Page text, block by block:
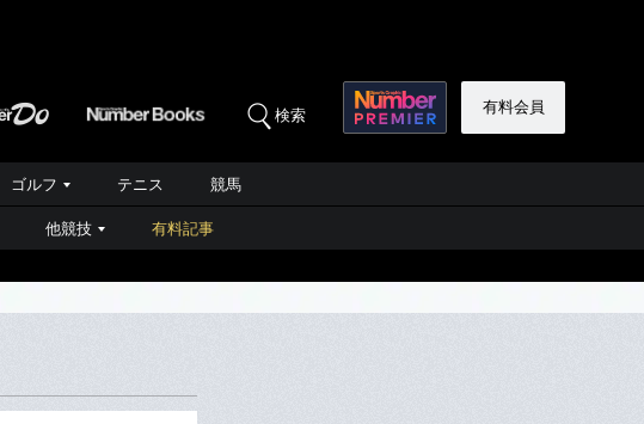
検索 有料会員
ゴルフ テニス 競馬
他競技 有料記事